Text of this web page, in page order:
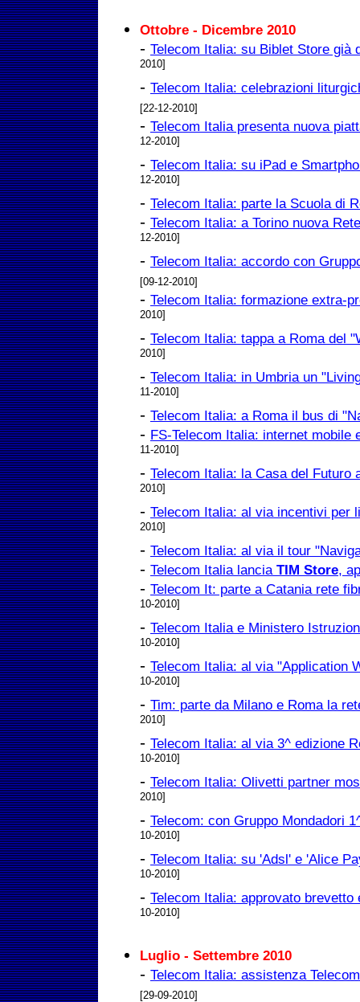
Ottobre - Dicembre 2010
- Telecom Italia: su Biblet Store già
2010]
- Telecom Italia: celebrazioni
[22-12-2010]
- Telecom Italia presenta nuova
12-2010]
- Telecom Italia: su iPad e
12-2010]
- Telecom Italia: parte la Scuola di
- Telecom Italia: a Torino nuova
12-2010]
- Telecom Italia: accordo con
[09-12-2010]
- Telecom Italia: formazione extra-
2010]
- Telecom Italia: tappa a Roma del
2010]
- Telecom Italia: in Umbria un
11-2010]
- Telecom Italia: a Roma il bus di
- FS-Telecom Italia: internet mobile
11-2010]
- Telecom Italia: la Casa del Futuro
2010]
- Telecom Italia: al via incentivi per
2010]
- Telecom Italia: al via il tour
- Telecom Italia lancia TIM Store,
- Telecom It: parte a Catania rete
10-2010]
- Telecom Italia e Ministero
10-2010]
- Telecom Italia: al via "Application
10-2010]
- Tim: parte da Milano e Roma la
2010]
- Telecom Italia: al via 3^ edizione
10-2010]
- Telecom Italia: Olivetti partner
2010]
- Telecom: con Gruppo Mondadori
10-2010]
- Telecom Italia: su 'Adsl' e 'Alice
10-2010]
- Telecom Italia: approvato brevetto
10-2010]
Luglio - Settembre 2010
- Telecom Italia: assistenza
[29-09-2010]